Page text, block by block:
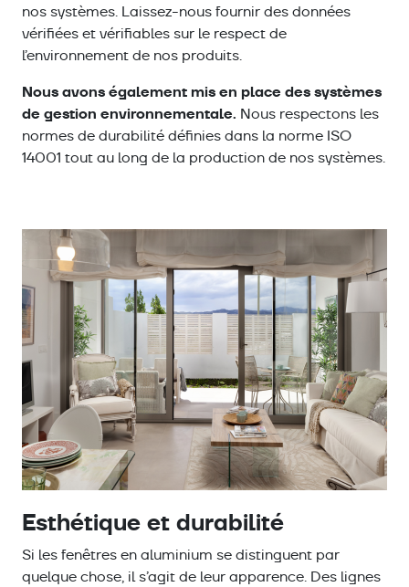
nos systèmes. Laissez-nous fournir des données
vérifiées et vérifiables sur le respect de
l’environnement de nos produits.
Nous avons également mis en place des systèmes
de gestion environnementale. Nous respectons les
normes de durabilité définies dans la norme ISO
14001 tout au long de la production de nos systèmes.
Esthétique et durabilité
Si les fenêtres en aluminium se distinguent par
quelque chose, il s’agit de leur apparence. Des lignes